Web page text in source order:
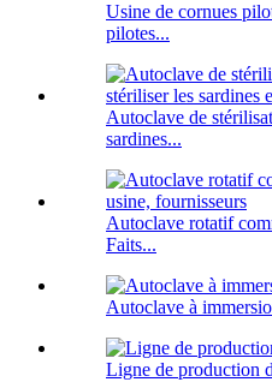
Usine de cornues
pilotes...
Autoclave de
sardines...
Autoclave rotatif
Faits...
Autoclave à
Ligne de production